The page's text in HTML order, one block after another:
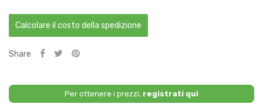
Calcolare il costo della spedizione
Share
Per ottenere i prezzi, registrati qui